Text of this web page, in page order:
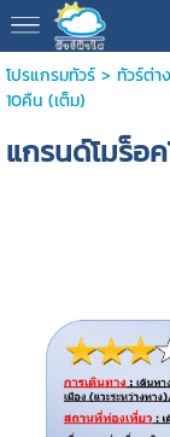
โปรแกรมทัวร์> ทัวร์ต่า
10คืน (เต็ม)
แกรนด์โมร็อ